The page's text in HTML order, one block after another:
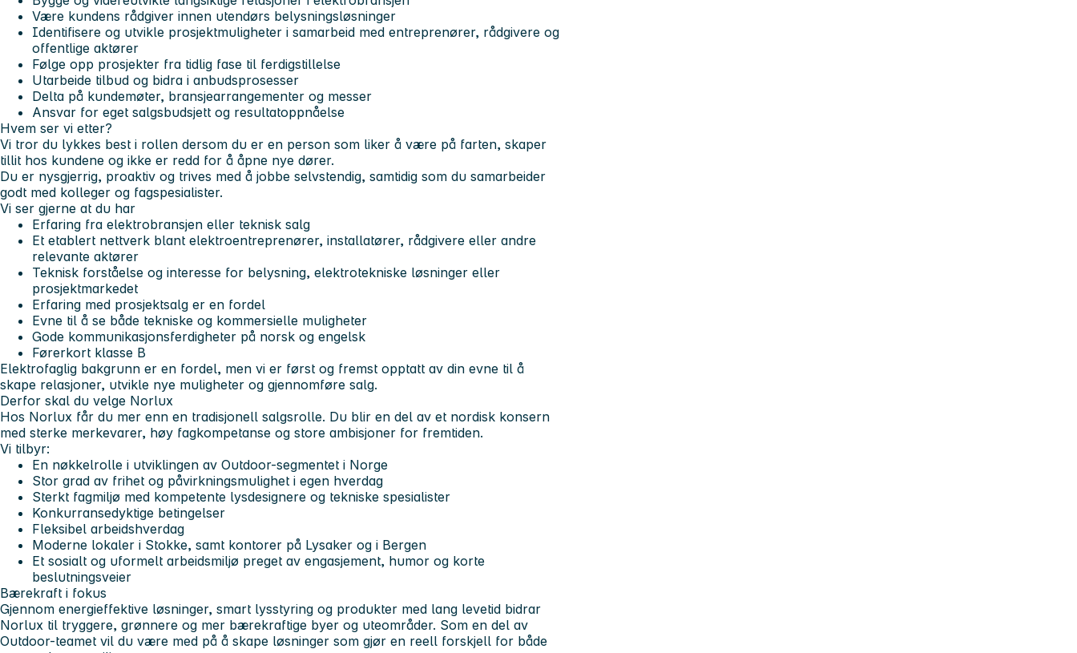
Være kundens rådgiver innen utendørs belysningsløsninger
Identifisere og utvikle prosjektmuligheter i samarbeid med entreprenører, rådgivere og
offentlige aktører
Følge opp prosjekter fra tidlig fase til ferdigstillelse
Utarbeide tilbud og bidra i anbudsprosesser
Delta på kundemøter, bransjearrangementer og messer
Ansvar for eget salgsbudsjett og resultatoppnåelse
Hvem ser vi etter?
Vi tror du lykkes best i rollen dersom du er en person som liker å være på farten, skaper
tillit hos kundene og ikke er redd for å åpne nye dører.
Du er nysgjerrig, proaktiv og trives med å jobbe selvstendig, samtidig som du samarbeider
godt med kolleger og fagspesialister.
Vi ser gjerne at du har
Erfaring fra elektrobransjen eller teknisk salg
Et etablert nettverk blant elektroentreprenører, installatører, rådgivere eller andre
relevante aktører
Teknisk forståelse og interesse for belysning, elektrotekniske løsninger eller
prosjektmarkedet
Erfaring med prosjektsalg er en fordel
Evne til å se både tekniske og kommersielle muligheter
Gode kommunikasjonsferdigheter på norsk og engelsk
Førerkort klasse B
Elektrofaglig bakgrunn er en fordel, men vi er først og fremst opptatt av din evne til å
skape relasjoner, utvikle nye muligheter og gjennomføre salg.
Derfor skal du velge Norlux
Hos Norlux får du mer enn en tradisjonell salgsrolle. Du blir en del av et nordisk konsern
med sterke merkevarer, høy fagkompetanse og store ambisjoner for fremtiden.
Vi tilbyr:
En nøkkelrolle i utviklingen av Outdoor-segmentet i Norge
Stor grad av frihet og påvirkningsmulighet i egen hverdag
Sterkt fagmiljø med kompetente lysdesignere og tekniske spesialister
Konkurransedyktige betingelser
Fleksibel arbeidshverdag
Moderne lokaler i Stokke, samt kontorer på Lysaker og i Bergen
Et sosialt og uformelt arbeidsmiljø preget av engasjement, humor og korte
beslutningsveier
Bærekraft i fokus
Gjennom energieffektive løsninger, smart lysstyring og produkter med lang levetid bidrar
Norlux til tryggere, grønnere og mer bærekraftige byer og uteområder. Som en del av
Outdoor-teamet vil du være med på å skape løsninger som gjør en reell forskjell for både